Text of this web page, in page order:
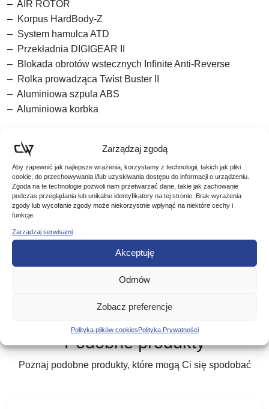
Zarządzaj zgodą
Aby zapewnić jak najlepsze wrażenia, korzystamy z technologii, takich jak pliki
cookie, do przechowywania i/lub uzyskiwania dostępu do informacji o urządzeniu.
Zgoda na te technologie pozwoli nam przetwarzać dane, takie jak zachowanie
podczas przeglądania lub unikalne identyfikatory na tej stronie. Brak wyrażenia
zgody lub wycofanie zgody może niekorzystnie wpłynąć na niektóre cechy i
funkcje.
Zarządzaj serwisami
Akceptuję
Odmów
Zobacz preferencje
Polityka plików cookiesPolityka Prywatności
– AIR ROTOR
– Korpus HardBody-Z
– System hamulca ATD
– Przekładnia DIGIGEAR II
– Blokada obrotów wstecznych Infinite Anti-Reverse
– Rolka prowadząca Twist Buster II
– Aluminiowa szpula ABS
– Aluminiowa korbka
Ilość łożysk: 6
Przełożenie: 5,6:1
Pojemność szpuli: 190m/0,25mm
Nawój: 84 cm
Podobne produkty
Poznaj podobne produkty, które mogą Ci się spodobać